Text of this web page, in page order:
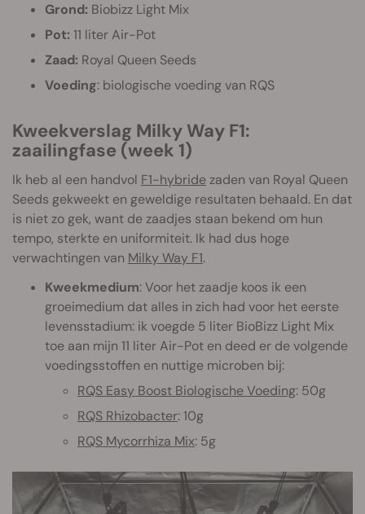
Grond: Biobizz Light Mix
Pot: 11 liter Air-Pot
Zaad: Royal Queen Seeds
Voeding: biologische voeding van RQS
Kweekverslag Milky Way F1:
zaailingfase (week 1)
Ik heb al een handvol F1-hybridezaden van Royal Queen
Seeds gekweekt en geweldige resultaten behaald. En dat
is niet zo gek, want de zaadjes staan bekend om hun
tempo, sterkte en uniformiteit. Ik had dus hoge
verwachtingen van Milky Way F1.
Kweekmedium: Voor het zaadje koos ik een
groeimedium dat alles in zich had voor het eerste
levensstadium: ik voegde 5 liter BioBizz Light Mix
toe aan mijn 11 liter Air-Pot en deed er de volgende
voedingsstoffen en nuttige microben bij:
RQS Easy Boost Biologische Voeding: 50g
RQS Rhizobacter: 10g
RQS Mycorrhiza Mix: 5g